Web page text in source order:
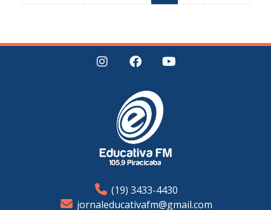
(19) 3433-4430
jornaleducativafm@gmail.com